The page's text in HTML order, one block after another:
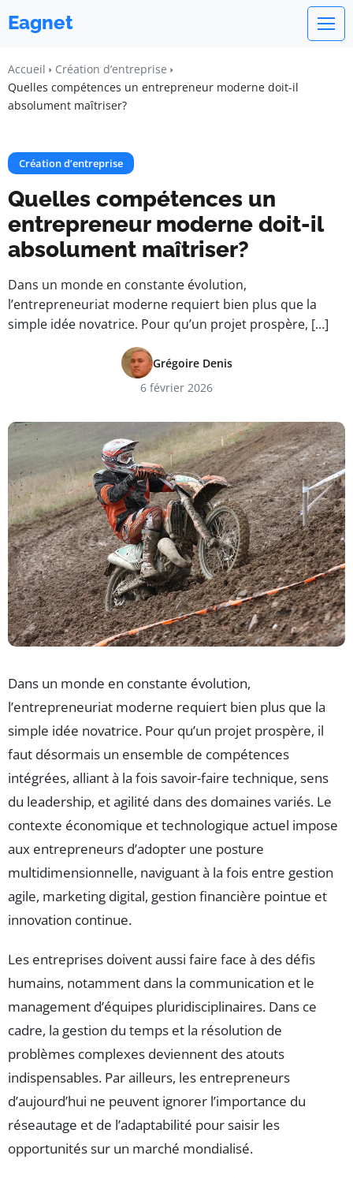
Eagnet
Accueil
Création d’entreprise
Quelles compétences un entrepreneur moderne doit-il
absolument maîtriser?
Création d’entreprise
Quelles compétences un
entrepreneur moderne doit-il
absolument maîtriser?
Dans un monde en constante évolution,
l’entrepreneuriat moderne requiert bien plus que la
simple idée novatrice. Pour qu’un projet prospère, […]
Grégoire Denis
6 février 2026
Dans un monde en constante évolution,
l’entrepreneuriat moderne requiert bien plus que la
simple idée novatrice. Pour qu’un projet prospère, il
faut désormais un ensemble de compétences
intégrées, alliant à la fois savoir-faire technique, sens
du leadership, et agilité dans des domaines variés. Le
contexte économique et technologique actuel impose
aux entrepreneurs d’adopter une posture
multidimensionnelle, naviguant à la fois entre gestion
agile, marketing digital, gestion financière pointue et
innovation continue.
Les entreprises doivent aussi faire face à des défis
humains, notamment dans la communication et le
management d’équipes pluridisciplinaires. Dans ce
cadre, la gestion du temps et la résolution de
problèmes complexes deviennent des atouts
indispensables. Par ailleurs, les entrepreneurs
d’aujourd’hui ne peuvent ignorer l’importance du
réseautage et de l’adaptabilité pour saisir les
opportunités sur un marché mondialisé.